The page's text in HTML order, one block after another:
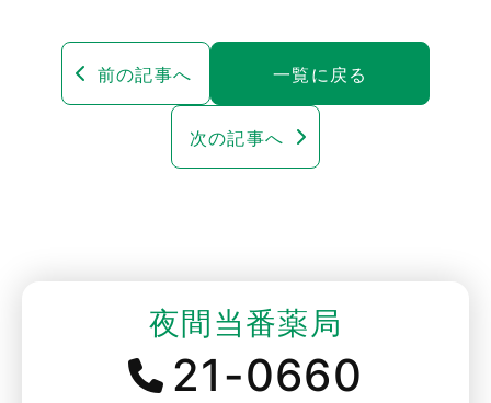
前の記事へ 一覧に戻る
次の記事へ
夜間当番薬局
21-0660